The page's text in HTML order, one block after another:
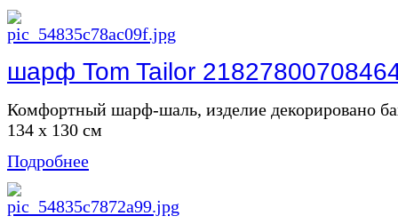
шарф Tom Tailor
Комфортный шарф-шаль, изделие декорировано
134 х 130 см
Подробнее